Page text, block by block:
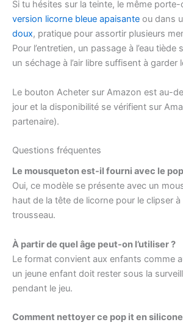
Si tu hésites sur la teinte, le même
version licorne bleue apaisante ou dans
doux, pratique pour assortir plusieurs
Pour l’entretien, un passage à l’eau tiède
un séchage à l’air libre suffisent à garder
Le bouton Acheter sur Amazon est au-
jour et la disponibilité se vérifient sur
partenaire).
Questions fréquentes
Le mousqueton est-il fourni avec le
Oui, ce modèle se présente avec un
haut de la tête de licorne pour le clipser
trousseau.
À partir de quel âge peut-on l’utiliser ?
Le format convient aux enfants comme
un jeune enfant doit rester sous la
pendant le jeu.
Comment nettoyer ce pop it en